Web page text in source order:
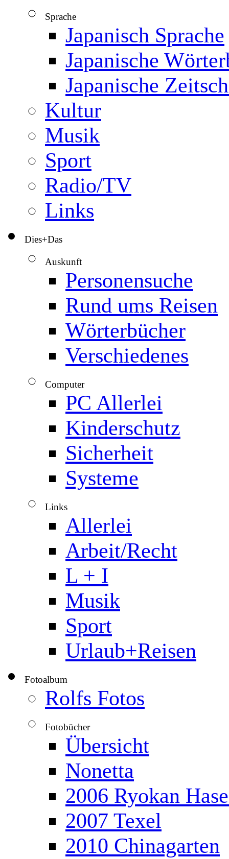
Sprache
Japanisch Sprache
Japanische
Japanische
Kultur
Musik
Sport
Radio/TV
Links
Dies+Das
Auskunft
Personensuche
Rund ums Reisen
Wörterbücher
Verschiedenes
Computer▼
PC Allerlei
Kinderschutz
Sicherheit
Systeme
Links
Allerlei
Arbeit/Recht
L + I
Musik
Sport
Urlaub+Reisen
Fotoalbum
Rolfs Fotos
Fotobücher▼
Übersicht
Nonetta
2006 Ryokan
2007 Texel
2010 Chinagarten